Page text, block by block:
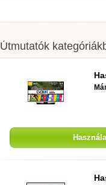
Útmutatók